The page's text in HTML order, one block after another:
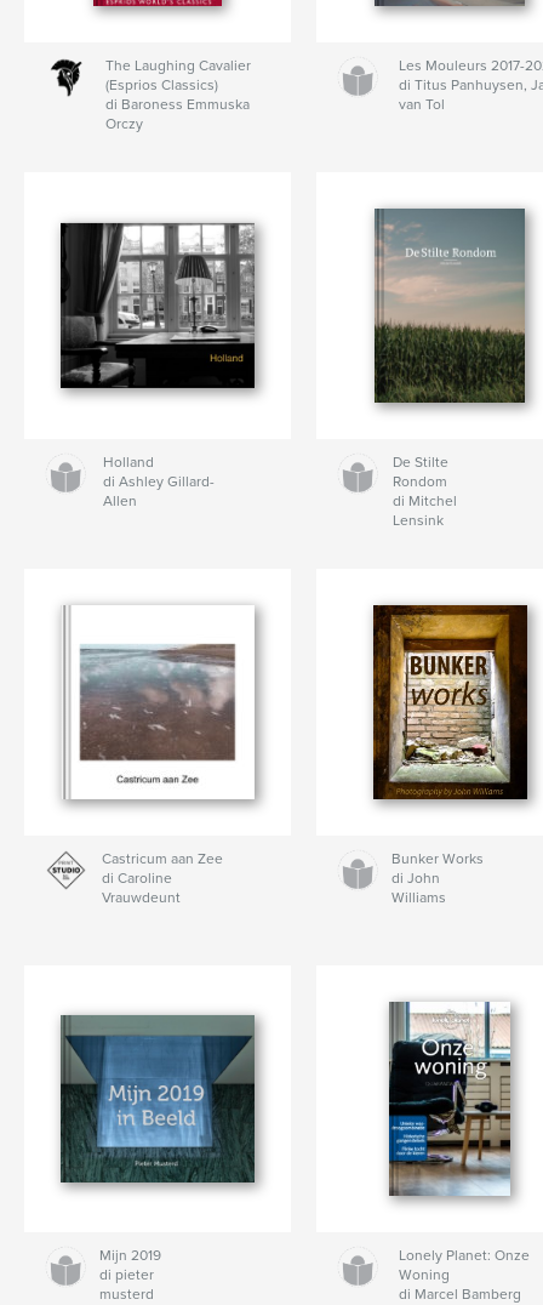
The Laughing Cavalier
(Esprios Classics)
di Baroness Emmuska
Orczy
Les Mouleurs 2017-
di Titus Panhuysen,
van Tol
Holland
di Ashley Gillard-
Allen
De Stilte
Rondom
di Mitchel
Lensink
Castricum aan Zee
di Caroline
Vrauwdeunt
Bunker Works
di John
Williams
Mijn 2019
di pieter
musterd
Lonely Planet: Onze
Woning
di Marcel Bamberg